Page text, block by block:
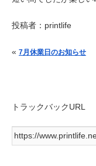
投稿者： printlife
投稿ナビゲーション
« 7月休業日のお知らせ
トラックバックURL